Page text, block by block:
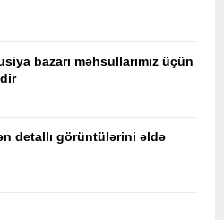
bazarı məhsullarımız üçün
detallı görüntülərini əldə